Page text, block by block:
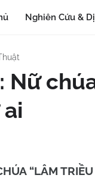
Nghiên Cứu &
Nữ
“LÂM